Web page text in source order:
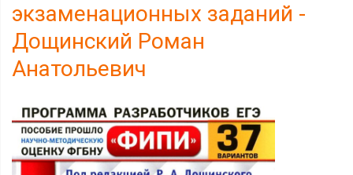
экзаменационных заданий -
Дощинский Роман
Анатольевич